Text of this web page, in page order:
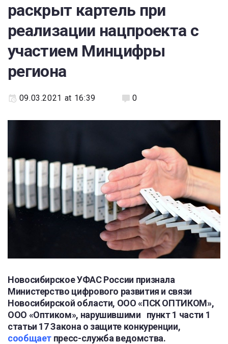
раскрыт картель при
реализации нацпроекта с
участием Минцифры
региона
09.03.2021 at 16:39 0
Новосибирское УФАС России признала
Министерство цифрового развития и связи
Новосибирской области, ООО «ПСК ОПТИКОМ»,
ООО «Оптиком», нарушившими пункт 1 части 1
статьи 17 Закона о защите конкуренции,
сообщает пресс-служба ведомства.